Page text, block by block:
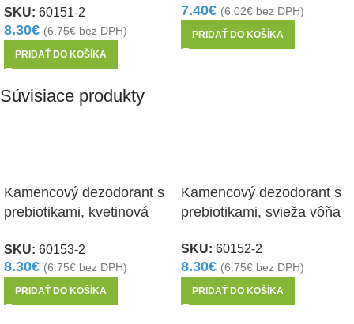
SKU: 60151-2
8.30€ (6.75€ bez DPH)
PRIDAŤ DO KOŠÍKA
7.40€ (6.02€ bez DPH)
PRIDAŤ DO KOŠÍKA
Súvisiace produkty
Kamencový dezodorant s
prebiotikami, kvetinová
SKU: 60153-2
8.30€ (6.75€ bez DPH)
PRIDAŤ DO KOŠÍKA
Kamencový dezodorant s
prebiotikami, svieža vôňa
SKU: 60152-2
8.30€ (6.75€ bez DPH)
PRIDAŤ DO KOŠÍKA